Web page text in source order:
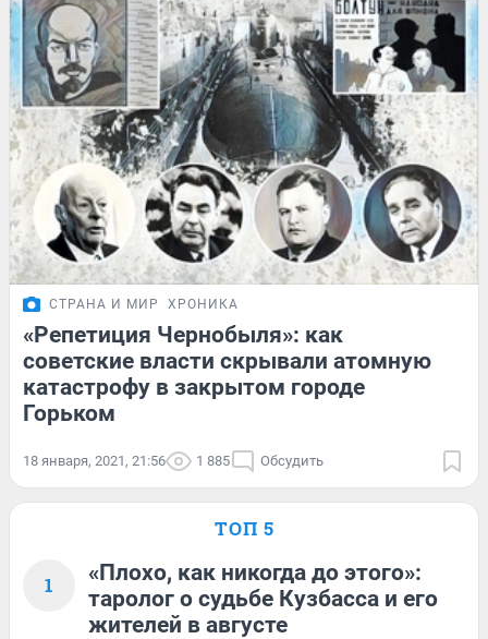
СТРАНА И МИР ХРОНИКА
«Репетиция Чернобыля»: как
советские власти скрывали атомную
катастрофу в закрытом городе
Горьком
18 января, 2021, 21:56 1 885 Обсудить
ТОП 5
1
«Плохо, как никогда до этого»:
таролог о судьбе Кузбасса и его
жителей в августе